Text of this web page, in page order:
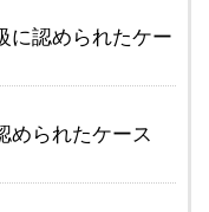
に認められたケー
められたケース